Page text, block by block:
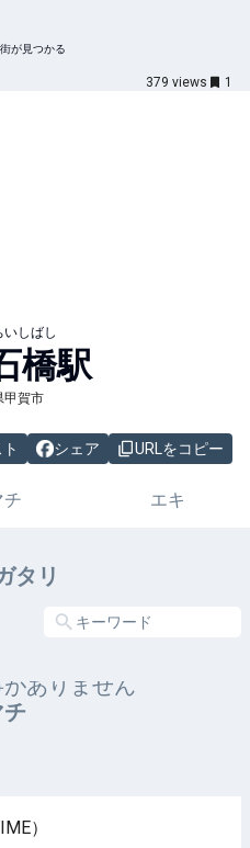
が見つかる
379 views 1
いしばし
橋駅
甲賀市
シェア URLをコピー
チ エキ
タリ
ありません
チ
）